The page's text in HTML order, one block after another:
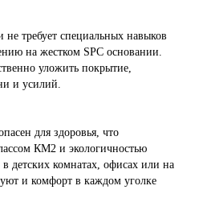
требует специальных навыков
на жестком SPC основании.
уложить покрытие,
и усилий.
для здоровья, что
КМ2 и экологичностью
детских комнатах, офисах или на
и комфорт в каждом уголке